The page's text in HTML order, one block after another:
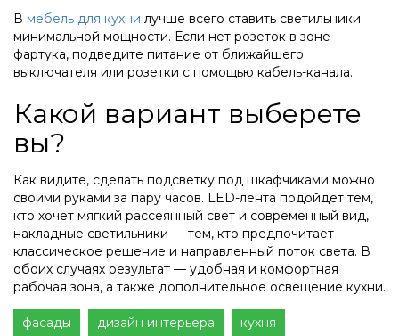
В мебель для кухни лучше всего ставить светильники
минимальной мощности. Если нет розеток в зоне
фартука, подведите питание от ближайшего
выключателя или розетки с помощью кабель-канала.
Какой вариант выберете
вы?
Как видите, сделать подсветку под шкафчиками можно
своими руками за пару часов. LED-лента подойдет тем,
кто хочет мягкий рассеянный свет и современный вид,
накладные светильники — тем, кто предпочитает
классическое решение и направленный поток света. В
обоих случаях результат — удобная и комфортная
рабочая зона, а также дополнительное освещение кухни.
фасады дизайн интерьера
кухня